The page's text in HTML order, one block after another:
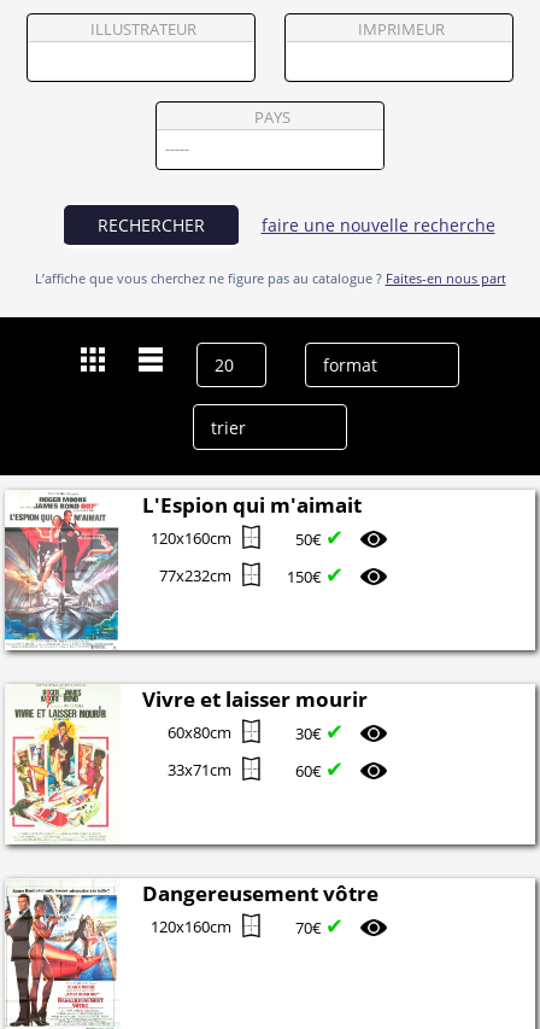
Vendre
ILLUSTRATEUR IMPRIMEUR
PAYS
RECHERCHER faire une nouvelle recherche
L’affiche que vous cherchez ne figure pas au catalogue ? Faites-en nous part
L'Espion qui m'aimait
120x160cm 50€ ✔
77x232cm 150€ ✔
Vivre et laisser mourir
60x80cm 30€ ✔
33x71cm 60€ ✔
Dangereusement vôtre
120x160cm 70€ ✔